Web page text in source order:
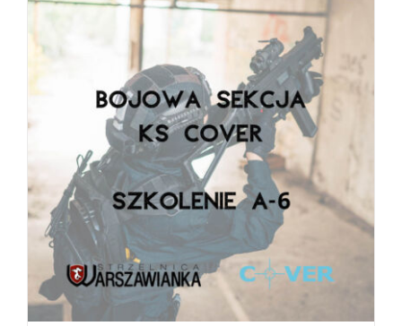
BOOK SZCZEGÓŁY